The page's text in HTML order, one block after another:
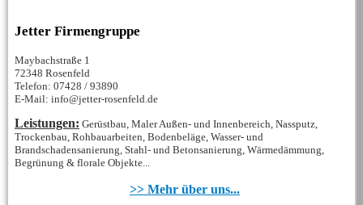
Jetter Firmengruppe
Maybachstraße 1
72348 Rosenfeld
Telefon: 07428 / 93890
E-Mail: info@jetter-rosenfeld.de
Leistungen: Gerüstbau, Maler Außen- und Innenbereich, Nassputz,
Trockenbau, Rohbauarbeiten, Bodenbeläge, Wasser- und
Brandschadensanierung, Stahl- und Betonsanierung, Wärmedämmung,
Begrünung & florale Objekte...
>> Mehr über uns...